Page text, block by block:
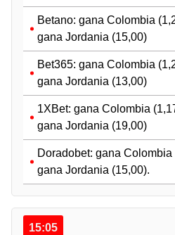
Betano: gana Colombia
gana Jordania (15,00)
Bet365: gana Colombia
gana Jordania (13,00)
1XBet: gana Colombia
gana Jordania (19,00)
Doradobet: gana Colombia
gana Jordania (15,00).
15:05